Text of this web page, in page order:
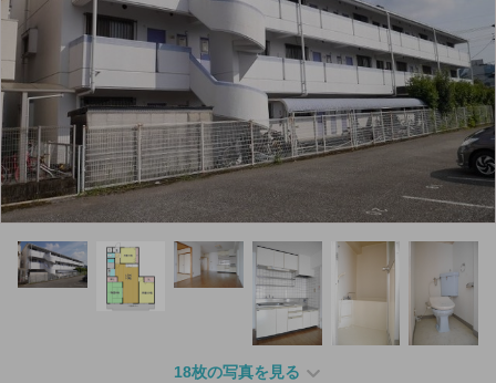
18枚の写真を見る